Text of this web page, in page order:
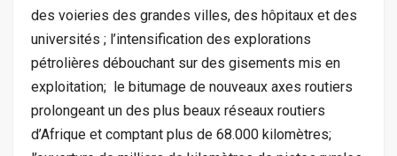
des voieries des grandes villes, des hôpitaux et des
universités ; l’intensification des explorations
pétrolières débouchant sur des gisements mis en
exploitation; le bitumage de nouveaux axes routiers
prolongeant un des plus beaux réseaux routiers
d’Afrique et comptant plus de 68.000 kilomètres;